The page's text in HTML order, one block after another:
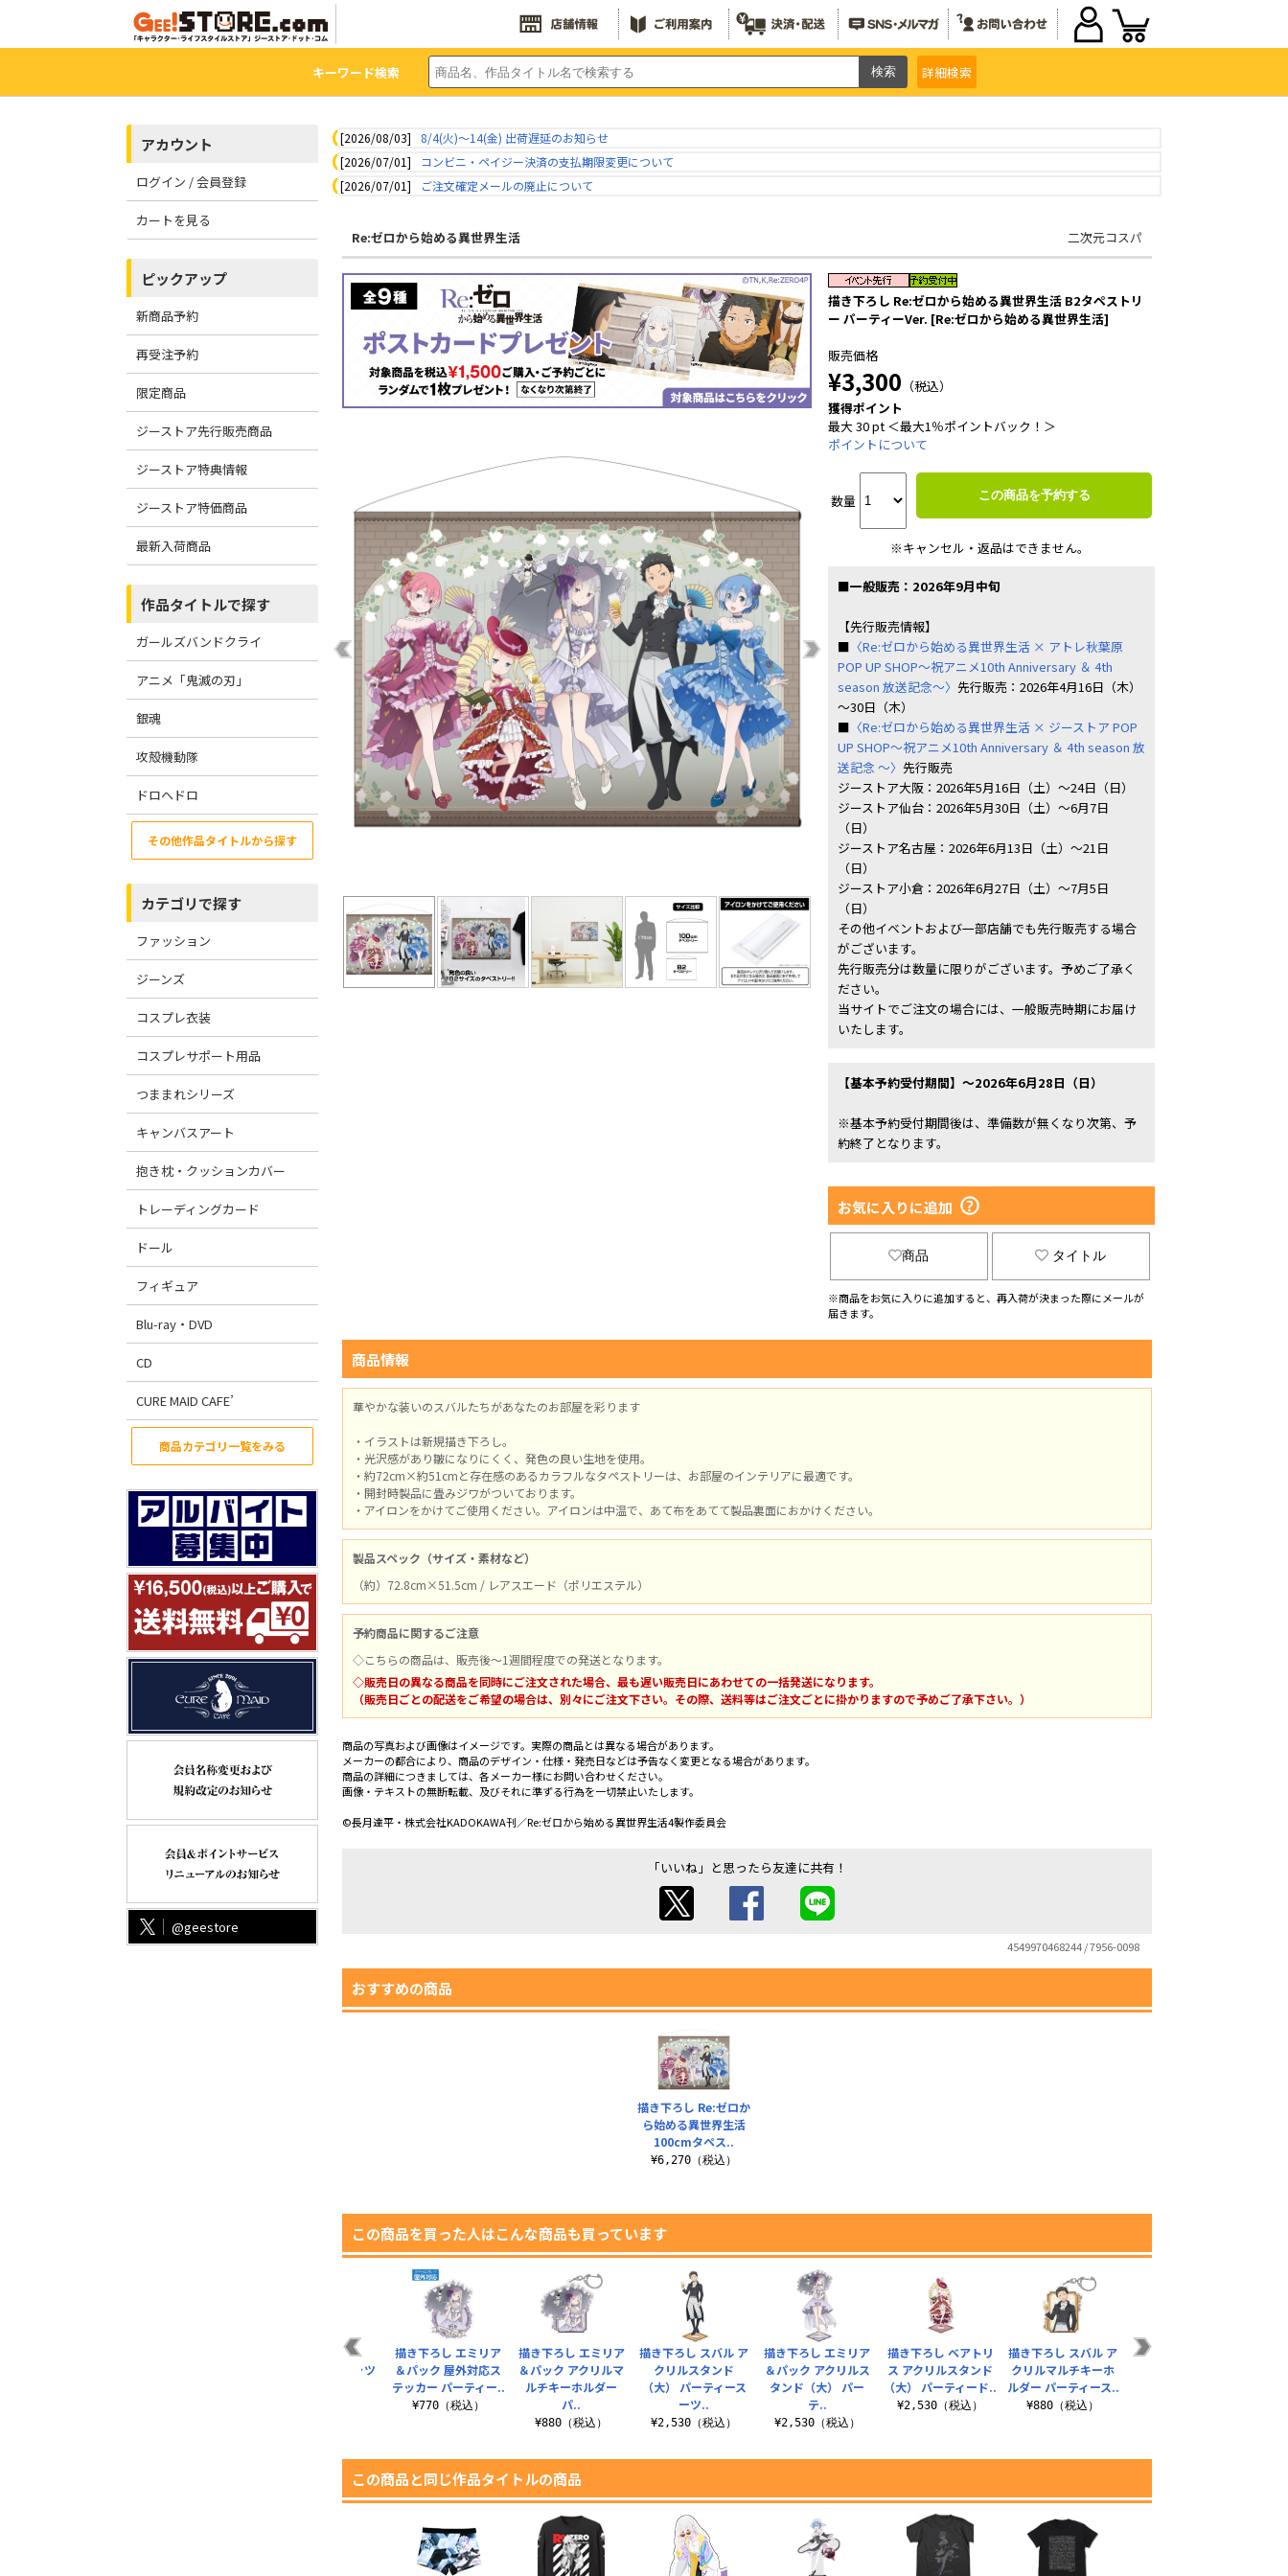
キーワード検索 詳細検索
アカウント
ログイン / 会員登録
カートを見る
ピックアップ
新商品予約
再受注予約
限定商品
ジーストア先行販売商品
ジーストア特典情報
ジーストア特価商品
最新入荷商品
作品タイトルで探す
ガールズバンドクライ
アニメ「鬼滅の刃」
銀魂
攻殻機動隊
ドロヘドロ
その他作品タイトルから探す
カテゴリで探す
ファッション
ジーンズ
コスプレ衣装
コスプレサポート用品
つままれシリーズ
キャンバスアート
抱き枕・クッションカバー
トレーディングカード
ドール
フィギュア
Blu-ray・DVD
CD
CURE MAID CAFE’
商品カテゴリ一覧をみる
@geestore
[2026/08/03]
8/4(火)～14(金) 出荷遅延のお知らせ
[2026/07/01]
コンビニ・ペイジー決済の支払期限変更について
[2026/07/01]
ご注文確定メールの廃止について
Re:ゼロから始める異世界生活 二次元コスパ
描き下ろし Re:ゼロから始める異世界生活 B2タペストリ
ー パーティーVer. [Re:ゼロから始める異世界生活]
販売価格
¥3,300 （税込）
獲得ポイント
最大 30 pt ＜最大1％ポイントバック！＞
ポイントについて
数量 この商品を予約する
※キャンセル・返品はできません。
■一般販売：2026年9月中旬
【先行販売情報】
■ 〈Re:ゼロから始める異世界生活 × アトレ秋葉原
POP UP SHOP～祝アニメ10th Anniversary ＆ 4th
season 放送記念～〉 先行販売：2026年4月16日（木）
～30日（木）
■ 〈Re:ゼロから始める異世界生活 × ジーストア POP
UP SHOP～祝アニメ10th Anniversary ＆ 4th season 放
送記念 ～〉 先行販売
ジーストア大阪：2026年5月16日（土）～24日（日）
ジーストア仙台：2026年5月30日（土）～6月7日
（日）
ジーストア名古屋：2026年6月13日（土）～21日
（日）
ジーストア小倉：2026年6月27日（土）～7月5日
（日）
その他イベントおよび一部店舗でも先行販売する場合
がございます。
先行販売分は数量に限りがございます。予めご了承く
ださい。
当サイトでご注文の場合には、一般販売時期にお届け
いたします。
【基本予約受付期間】～2026年6月28日（日）
※基本予約受付期間後は、準備数が無くなり次第、予
約終了となります。
お気に入りに追加
商品 タイトル
※商品をお気に入りに追加すると、再入荷が決まった際にメールが
届きます。
商品情報
華やかな装いのスバルたちがあなたのお部屋を彩ります
・イラストは新規描き下ろし。
・光沢感があり皺になりにくく、発色の良い生地を使用。
・約72cm×約51cmと存在感のあるカラフルなタペストリーは、お部屋のインテリアに最適です。
・開封時製品に畳みジワがついております。
・アイロンをかけてご使用ください。アイロンは中温で、あて布をあてて製品裏面におかけください。
製品スペック（サイズ・素材など）
（約）72.8cm×51.5cm / レアスエード（ポリエステル）
予約商品に関するご注意
◇こちらの商品は、販売後～1週間程度での発送となります。
◇販売日の異なる商品を同時にご注文された場合、最も遅い販売日にあわせての一括発送になります。
（販売日ごとの配送をご希望の場合は、別々にご注文下さい。その際、送料等はご注文ごとに掛かりますので予めご了承下さい。）
商品の写真および画像はイメージです。実際の商品とは異なる場合があります。
メーカーの都合により、商品のデザイン・仕様・発売日などは予告なく変更となる場合があります。
商品の詳細につきましては、各メーカー様にお問い合わせください。
画像・テキストの無断転載、及びそれに準ずる行為を一切禁止いたします。
©長月達平・株式会社KADOKAWA刊／Re:ゼロから始める異世界生活4製作委員会
「いいね」と思ったら友達に共有！
4549970468244 / 7956-0098
おすすめの商品
描き下ろし Re:ゼロか
ら始める異世界生活
100cmタペス..
¥6,270（税込）
この商品を買った人はこんな商品も買っています
描き下ろし スバル ア
クリルスタンド
（大） パーティース
ーツ..
¥2,530（税込）
描き下ろし エミリア
＆パック アクリルス
タンド（大） パー
テ..
¥2,530（税込）
描き下ろし ベアトリ
ス アクリルスタンド
（大） パーティード..
¥2,530（税込）
描き下ろし スバル ア
クリルマルチキーホ
ルダー パーティース..
¥880（税込）
描き下ろし スバル
レム （3rd
season） Tシャツ
描き下ろし エミリア
＆パック 屋外対応ス
テッカー パーティー..
¥770（税込）
描き下ろし エミリア
＆パック アクリルマ
ルチキーホルダー
パ..
¥880（税込）
この商品と同じ作品タイトルの商品